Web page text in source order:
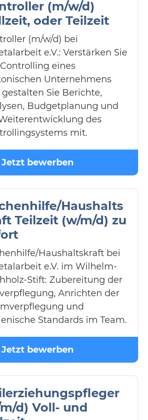
(m/w/d)
oder Teilzeit
(m/w/d) bei
e.V.: Verstärken Sie
eines
Unternehmens
Sie Berichte,
Budgetplanung und
des
mit.
Jetzt bewerben
Haushalts
Teilzeit (w/m/d) zu
Haushaltskraft bei
e.V. im Wilhelm-
Stift: Zubereitung der
Anrichten der
und
Standards im Team.
Jetzt bewerben
d) Voll- und